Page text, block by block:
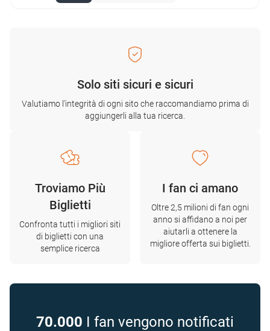
Solo siti sicuri e sicuri
Valutiamo l'integrità di ogni sito che raccomandiamo prima di
aggiungerli alla tua ricerca.
Troviamo Più
Biglietti
Confronta tutti i migliori siti
di biglietti con una
semplice ricerca
I fan ci amano
Oltre 2,5 milioni di fan ogni
anno si affidano a noi per
aiutarli a ottenere la
migliore offerta sui biglietti.
70.000 I fan vengono notificati